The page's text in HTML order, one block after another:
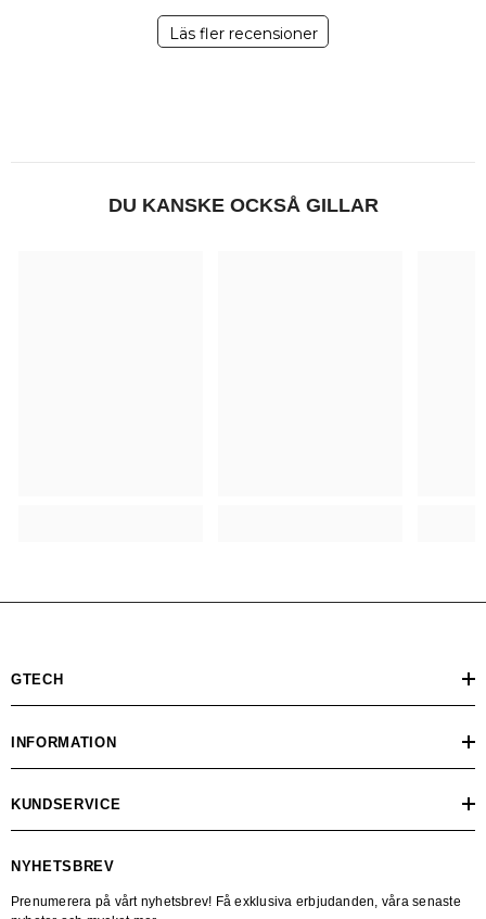
Läs fler recensioner
DU KANSKE OCKSÅ GILLAR
GTECH
INFORMATION
KUNDSERVICE
NYHETSBREV
Prenumerera på vårt nyhetsbrev! Få exklusiva erbjudanden, våra senaste